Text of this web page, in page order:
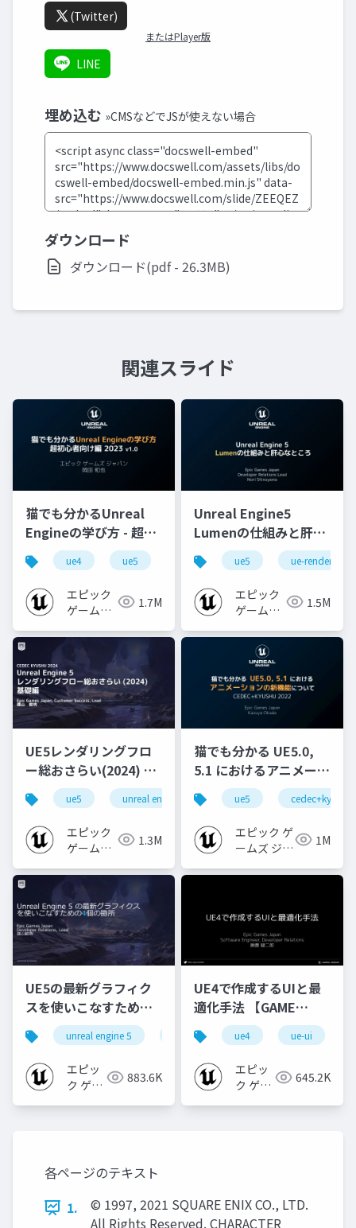
(Twitter)
またはPlayer版
LINE
埋め込む »CMSなどでJSが使えない場合
ダウンロード
ダウンロード(pdf - 26.3MB)
関連スライド
猫でも分かるUnreal
Engineの学び方 - 超初
心者向け編 - 2023 v1.0
ue4 ue5 ue-beginner
エピック
ゲームズ
1.7M
Unreal Engine5
Lumenの仕組みと肝心
なところ
ue5 ue-rendering
エピック
ゲームズ
1.5M
UE5レンダリングフロ
ー総おさらい(2024) 基
礎編！
[CEDEC+KYUSHU
2024]
ue5 unreal engine ue-rendering
エピック
ゲームズ
1.3M
猫でも分かる UE5.0,
5.1 におけるアニメーシ
ョンの新機能について
【CEDEC+KYUSHU
2022】
ue5 cedec+kyushu
エピック ゲ
ームズ ジャ
1M
UE5の最新グラフィク
スを使いこなすための4
個の勘所
[CEDEC+KYUSHU
2023]
unreal engine 5 cedec cedec+kyushu
エピッ
ク ゲー
883.6K
UE4で作成するUIと最
適化手法 【GAME
CREATORS
CONFERENCE '20】
ue4 ue-ui
エピッ
ク ゲー
645.2K
各ページのテキスト
1.
© 1997, 2021 SQUARE ENIX CO., LTD.
All Rights Reserved. CHARACTER